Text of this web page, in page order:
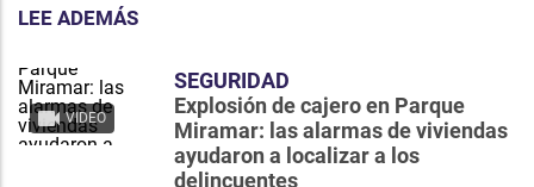
LEE ADEMÁS
VIDEO
SEGURIDAD
Explosión de cajero en Parque
Miramar: las alarmas de viviendas
ayudaron a localizar a los
delincuentes